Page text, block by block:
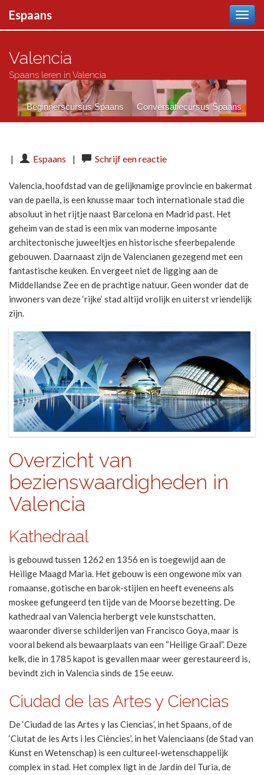
Espaans
naar
inhoud
Espaans
Valencia
Spaans leren in Valencia
Beginnerscursus Spaans Conversatiecursus Spaans
| Espaans | Schrijf een reactie
Valencia, hoofdstad van de gelijknamige provincie en bakermat
van de paella, is een knusse maar toch internationale stad die
absoluut in het rijtje naast Barcelona en Madrid past. Het
geheim van de stad is een mix van moderne imposante
architectonische juweeltjes en historische sfeerbepalende
gebouwen. Daarnaast zijn de Valencianen gezegend met een
fantastische keuken. En vergeet niet de ligging aan de
Middellandse Zee en de prachtige natuur. Geen wonder dat de
inwoners van deze ‘rijke’ stad altijd vrolijk en uiterst vriendelijk
zijn.
Overzicht van
bezienswaardigheden in
Valencia
Kathedraal
is gebouwd tussen 1262 en 1356 en is toegewijd aan de
Heilige Maagd Maria. Het gebouw is een ongewone mix van
romaanse, gotische en barok-stijlen en heeft eveneens als
moskee gefungeerd ten tijde van de Moorse bezetting. De
kathedraal van Valencia herbergt vele kunstschatten,
waaronder diverse schilderijen van Francisco Goya, maar is
vooral bekend als bewaarplaats van een “Heilige Graal”. Deze
kelk, die in 1785 kapot is gevallen maar weer gerestaureerd is,
bevindt zich in Valencia sinds de 15e eeuw.
Ciudad de las Artes y Ciencias
De ‘Ciudad de las Artes y las Ciencias’, in het Spaans, of de
‘Ciutat de les Arts i les Ciències’, in het Valenciaans (de Stad van
Kunst en Wetenschap) is een cultureel-wetenschappelijk
complex in stad. Het complex ligt in de Jardín del Turia, de